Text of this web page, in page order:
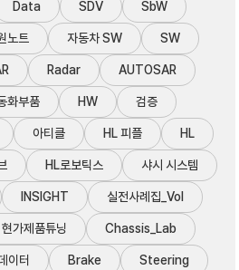
Data SDV SbW
노트 자동차 SW SW
Radar AUTOSAR
화부품 HW 검증
아티클 HL 피플 HL
HL로보틱스 샤시 시스템
INSIGHT 실전사례집_Vol
현가제품튜닝 Chassis_Lab
이터 Brake Steering